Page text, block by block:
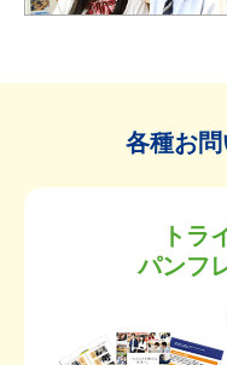
各種お
トラ
パンフ